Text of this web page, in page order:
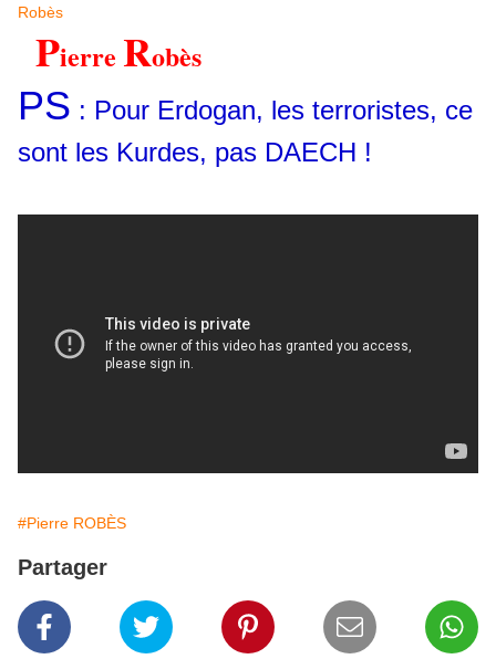
Pierre Robès
PS : Pour Erdogan, les terroristes, ce
sont les Kurdes, pas DAECH !
#Pierre ROBÈS
Partager